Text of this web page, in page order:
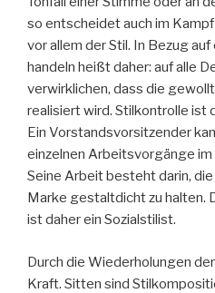
so entscheidet auch im
vor allem der Stil. In Bezug
handeln heißt daher: auf alle
verwirklichen, dass die
realisiert wird. Stilkontrolle ist
Ein Vorstandsvorsitzender
einzelnen Arbeitsvorgänge
Seine Arbeit besteht darin,
Marke gestaltdicht zu halten.
ist daher ein Sozialstilist.
Durch die Wiederholungen
Kraft. Sitten sind